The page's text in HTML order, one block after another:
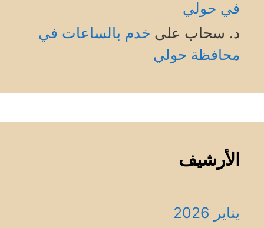
في حولي
د. سحاب على خدم بالساعات في
محافظة حولي
الأرشيف
يناير 2026